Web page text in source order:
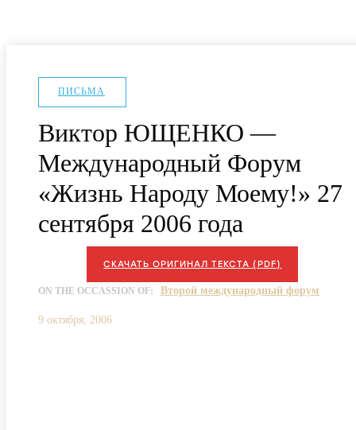
ПИСЬМА
Виктор ЮЩЕНКО —
Международный Форум
«Жизнь Народу Моему!» 27
сентября 2006 года
СКАЧАТЬ ОРИГИНАЛ ТЕКСТА (PDF)
ON THE OCCASSION OF: Второй международный форум
9 октября, 2006